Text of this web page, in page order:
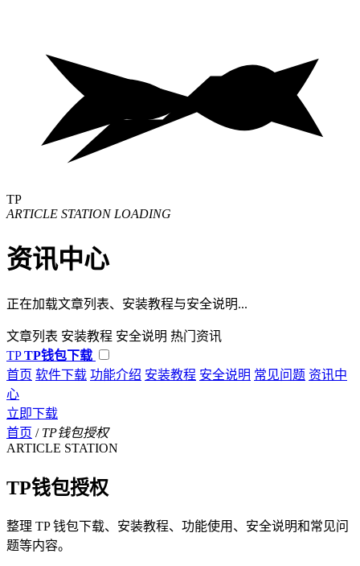
TP
ARTICLE STATION LOADING
资讯中心
正在加载文章列表、安装教程与安全说明...
文章列表 安装教程 安全说明 热门资讯
TP TP钱包下载
首页 软件下载 功能介绍 安装教程 安全说明 常见问题 资讯中
心
立即下载
首页 / TP钱包授权
ARTICLE STATION
TP钱包授权
整理 TP 钱包下载、安装教程、功能使用、安全说明和常见问
题等内容。